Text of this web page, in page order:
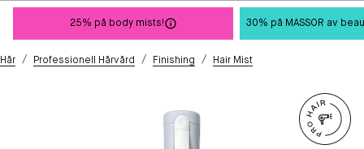
25% på body mists! 30% på MASSOR av
Hår / Professionell Hårvård / Finishing / Hair Mist